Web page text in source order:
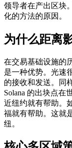
领导者在产出区块
化的方法的原因。
为什么距离
在交易基础设施的
是一种优势。光速
的接收和发送。同
Solana 的出块点在
近纽约就有帮助。
福就有帮助。这就
纽。